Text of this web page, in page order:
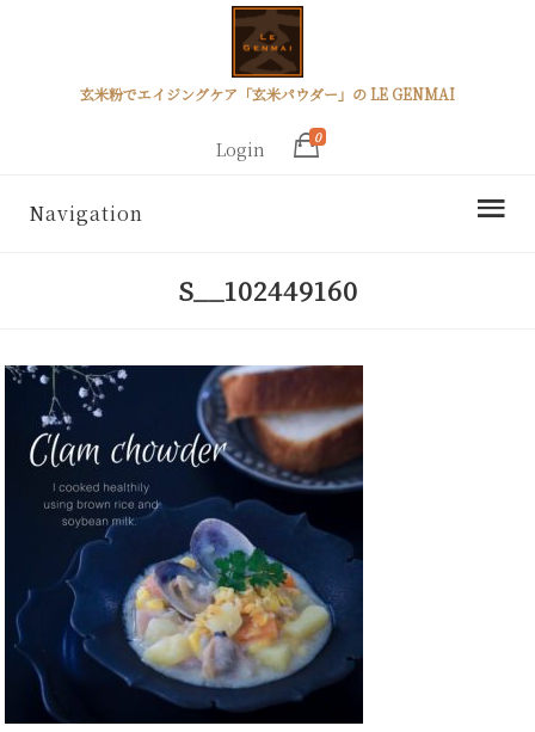
玄米粉でエイジングケア「玄米パウダー」の LE GENMAI
Login
0
Navigation
S__102449160